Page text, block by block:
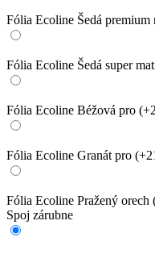
Fólia Ecoline Šedá premium
Fólia Ecoline Šedá super
Fólia Ecoline Béžová pro
Fólia Ecoline Granát pro
Fólia Ecoline Pražený orech
Spoj zárubne